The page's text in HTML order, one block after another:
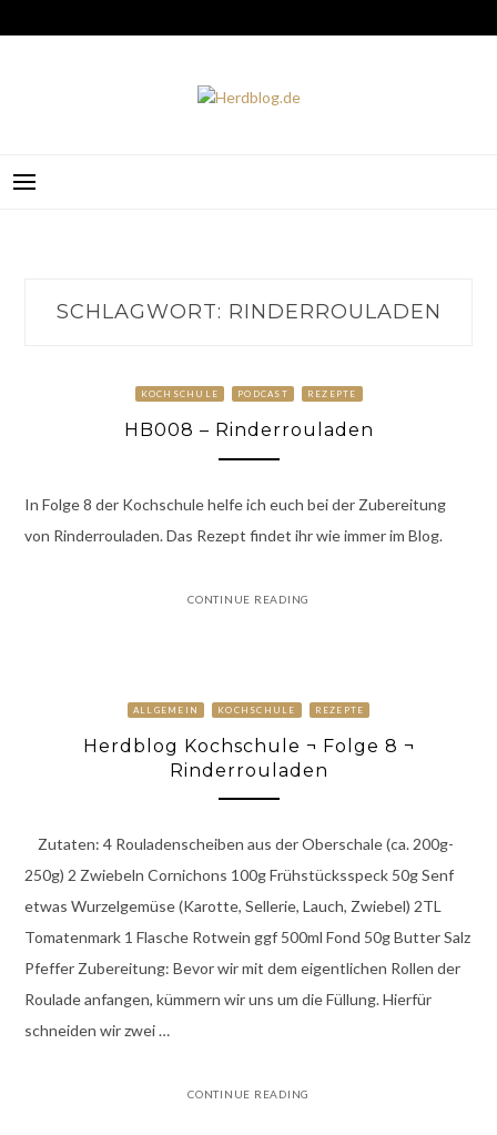
to
SCHLAGWORT: RINDERROULADEN
KOCHSCHULE PODCAST REZEPTE
HB008 – Rinderrouladen
In Folge 8 der Kochschule helfe ich euch bei der Zubereitung
von Rinderrouladen. Das Rezept findet ihr wie immer im Blog.
CONTINUE READING
ALLGEMEIN KOCHSCHULE REZEPTE
Herdblog Kochschule ¬ Folge 8 ¬
Rinderrouladen
Zutaten: 4 Rouladenscheiben aus der Oberschale (ca. 200g-
250g) 2 Zwiebeln Cornichons 100g Frühstücksspeck 50g Senf
etwas Wurzelgemüse (Karotte, Sellerie, Lauch, Zwiebel) 2TL
Tomatenmark 1 Flasche Rotwein ggf 500ml Fond 50g Butter Salz
Pfeffer Zubereitung: Bevor wir mit dem eigentlichen Rollen der
Roulade anfangen, kümmern wir uns um die Füllung. Hierfür
schneiden wir zwei …
CONTINUE READING